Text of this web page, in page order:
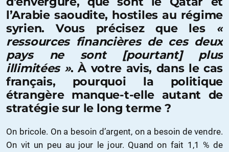
l’Arabie saoudite, hostiles au régime
syrien. Vous précisez que les «
ressources financières de ces deux
pays ne sont [pourtant] plus
illimitées ». À votre avis, dans le cas
français, pourquoi la politique
étrangère manque-t-elle autant de
stratégie sur le long terme ?
On bricole. On a besoin d’argent, on a besoin de vendre.
On vit un peu au jour le jour. Quand on fait 1,1 % de